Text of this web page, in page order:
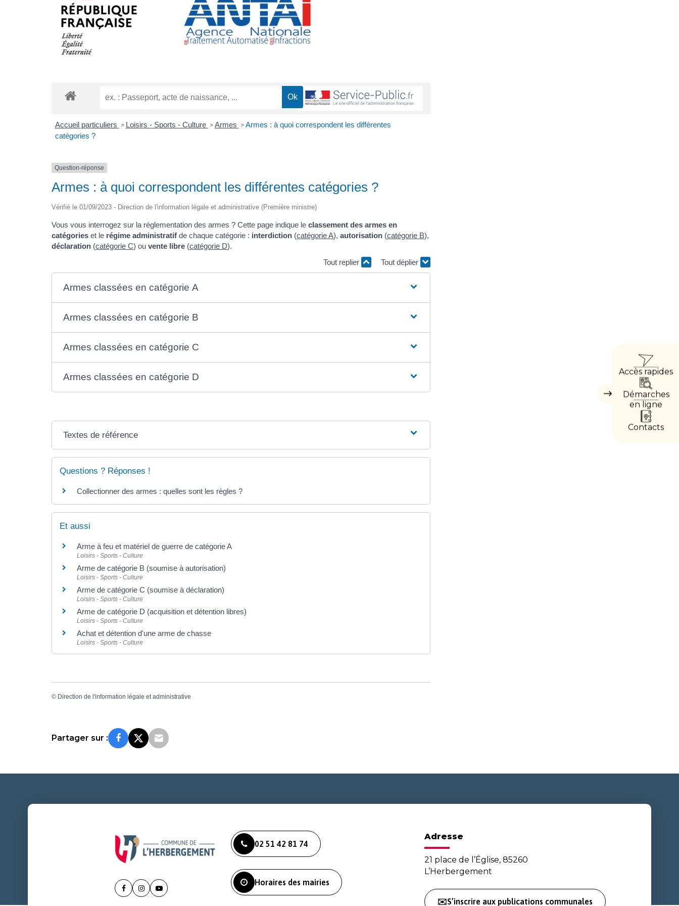
Masquer
Accès rapides
Démarches
en ligne
Contacts
Accueil particuliers > Loisirs - Sports - Culture > Armes > Armes : à quoi correspondent les différentes
catégories ?
Question-réponse
Armes : à quoi correspondent les différentes catégories ?
Vérifié le 01/09/2023 - Direction de l'information légale et administrative (Première ministre)
Vous vous interrogez sur la réglementation des armes ? Cette page indique le classement des armes en
catégories et le régime administratif de chaque catégorie : interdiction (catégorie A), autorisation (catégorie B),
déclaration (catégorie C) ou vente libre (catégorie D).
Tout replier
Tout déplier
Armes classées en catégorie A
Armes classées en catégorie B
Armes classées en catégorie C
Armes classées en catégorie D
Textes de référence
Questions ? Réponses !
Collectionner des armes : quelles sont les règles ?
Et aussi
Arme à feu et matériel de guerre de catégorie A
Loisirs - Sports - Culture
Arme de catégorie B (soumise à autorisation)
Loisirs - Sports - Culture
Arme de catégorie C (soumise à déclaration)
Loisirs - Sports - Culture
Arme de catégorie D (acquisition et détention libres)
Loisirs - Sports - Culture
Achat et détention d'une arme de chasse
Loisirs - Sports - Culture
© Direction de l'information légale et administrative
Partager sur :
Lien Lien Lien
02 51 42 81 74
Horaires des mairies
Adresse
21 place de l’Église, 85260
L’Herbergement
✉️S’inscrire aux publications communales